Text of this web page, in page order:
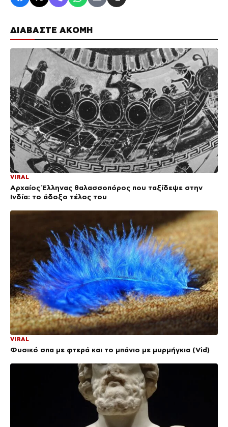
ΔΙΑΒΑΣΤΕ ΑΚΟΜΗ
VIRAL
Αρχαίος Έλληνας θαλασσοπόρος που ταξίδεψε στην
Ινδία: το άδοξο τέλος του
VIRAL
Φυσικό σπα με φτερά και το μπάνιο με μυρμήγκια (Vid)